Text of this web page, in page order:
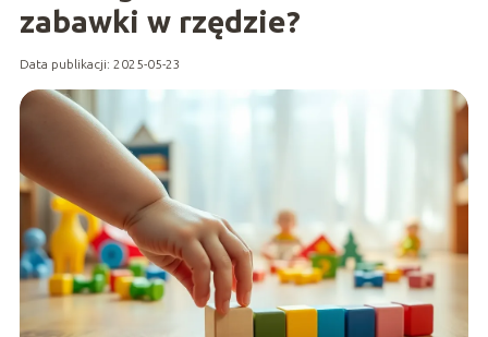
zabawki w rzędzie?
Data publikacji: 2025-05-23